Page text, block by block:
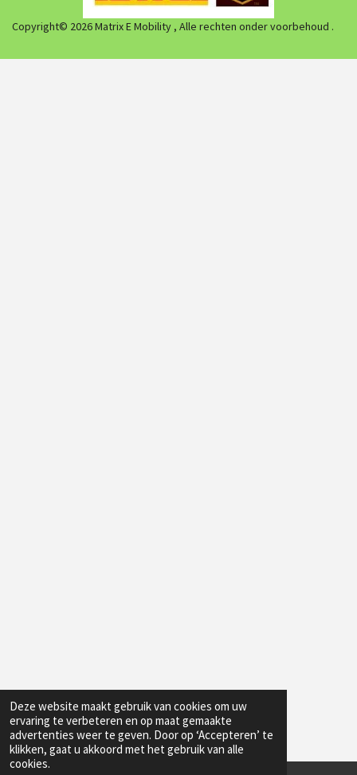
Deze website maakt gebruik van cookies om uw
ervaring te verbeteren en op maat gemaakte
advertenties weer te geven. Door op ‘Accepteren’ te
klikken, gaat u akkoord met het gebruik van alle
cookies.
Copyright© 2026 Matrix E Mobility , Alle rechten onder voorbehoud .